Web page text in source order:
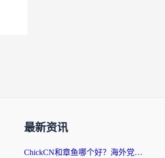
最新资讯
ChickCN和章鱼哪个好？海外党选回国加速器的3个关键维度 + 实用避坑指南